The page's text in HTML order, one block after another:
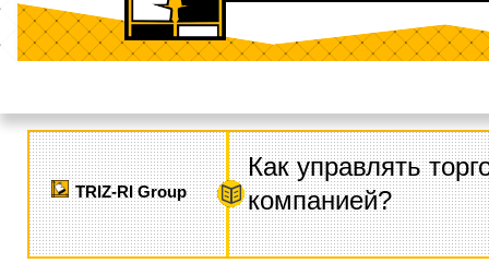
TRIZ-RI Group
Как управлять
компанией?